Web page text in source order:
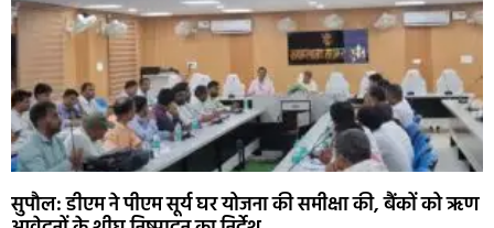
सुपौल: डीएम ने पीएम सूर्य घर योजना की समीक्षा की, बैंकों को ऋण